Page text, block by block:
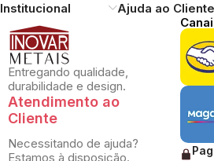
Institucional Ajuda ao Cliente
Entregando qualidade,
durabilidade e design.
Atendimento ao
Cliente
Necessitando de ajuda?
Estamos à disposição.